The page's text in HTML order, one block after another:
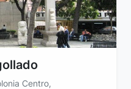
Centro,